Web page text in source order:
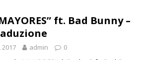
ft. Bad Bunny –
admin 0